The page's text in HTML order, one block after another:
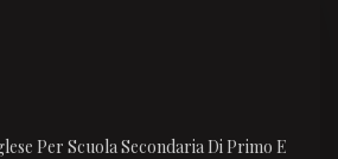
Per Scuola Secondaria Di Primo E